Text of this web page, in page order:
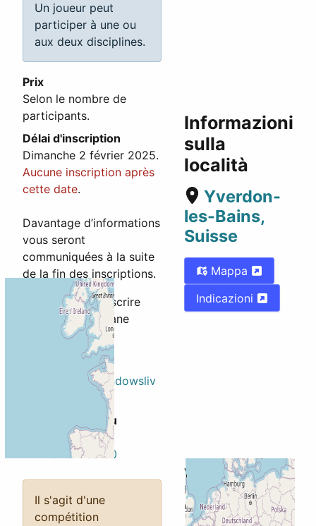
Un joueur peut
participer à une ou
aux deux disciplines.
Prix
Selon le nombre de
participants.
Délai d'inscription
Dimanche 2 février 2025.
Aucune inscription après
cette date.
Davantage d’informations
vous seront
communiquées à la suite
de la fin des inscriptions.
Merci de vous inscrire
auprès de Stéphane
Capraro:
scorpion.85@windowsliv
Par téléphone ou
Whatsapp
+41 78 614 95 50
Il s'agit d'une
compétition
Informazioni
sulla
località
Yverdon-
les-Bains,
Suisse
Mappa
Indicazioni
Via
Rue de la Jonction
6